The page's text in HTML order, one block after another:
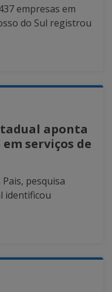
empresas em
do Sul registrou
aponta
serviços de
pesquisa
identificou